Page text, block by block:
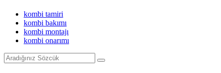
kombi tamiri
kombi bakımı
kombi montajı
kombi onarımı